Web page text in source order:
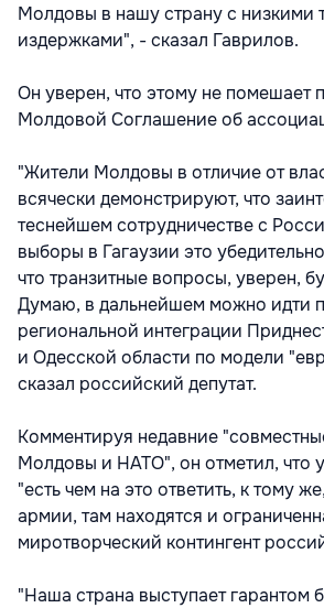
Молдовы в нашу страну с низкими
издержками", - сказал Гаврилов.
Он уверен, что этому не помешает
Молдовой Соглашение об
"Жители Молдовы в отличие от
всячески демонстрируют, что
теснейшем сотрудничестве с
выборы в Гагаузии это
что транзитные вопросы, уверен,
Думаю, в дальнейшем можно идти
региональной интеграции
и Одесской области по модели
сказал российский депутат.
Комментируя недавние
Молдовы и НАТО", он отметил, что
"есть чем на это ответить, к тому
армии, там находятся и
миротворческий контингент
"Наша страна выступает гарантом